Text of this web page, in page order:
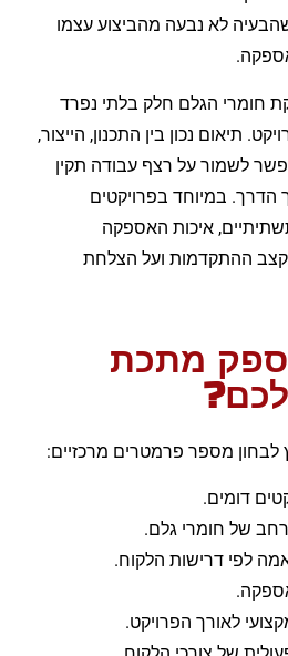
לא נבעה מהביצוע עצמו
חומרי הגלם חלק בלתי נפרד
תיאום נכון בין התכנון, הייצור,
לשמור על רצף עבודה תקין
הדרך. במיוחד בפרויקטים
איכות האספקה
קצב ההתקדמות ועל הצלחת
ספק מתכת
לבחון מספר פרמטרים מרכזיים:
דומים.
רחב של חומרי גלם.
לפי דרישות הלקוח.
לאורך הפרויקט.